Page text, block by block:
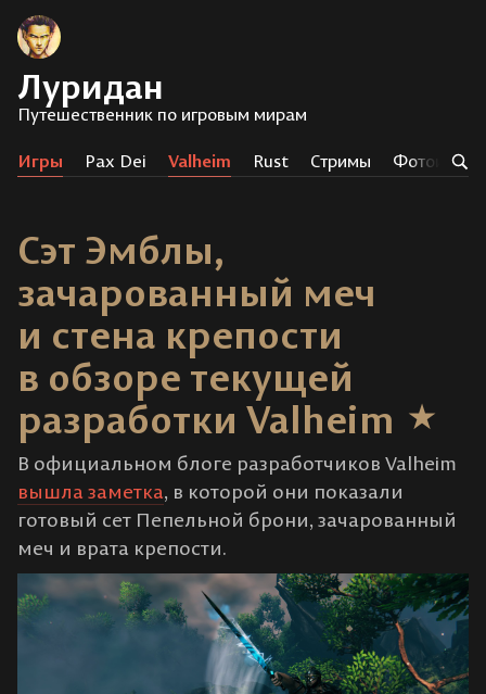
Луридан
Путешественник по игровым мирам
Игры Pax Dei Valheim Rust Стримы
Сэт Эмблы,
зачарованный меч
и стена крепости
в обзоре текущей
разработки Valheim
В официальном блоге разработчиков Valheim
вышла заметка, в которой они показали
готовый сет Пепельной брони, зачарованный
меч и врата крепости.